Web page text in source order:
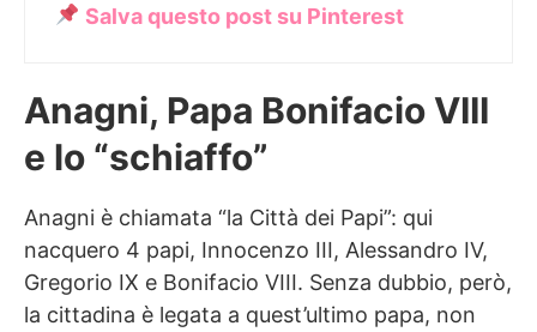
Salva questo post su Pinterest
Anagni, Papa Bonifacio VIII
e lo “schiaffo”
Anagni è chiamata “la Città dei Papi”: qui
nacquero 4 papi, Innocenzo III, Alessandro IV,
Gregorio IX e Bonifacio VIII. Senza dubbio, però,
la cittadina è legata a quest’ultimo papa, non